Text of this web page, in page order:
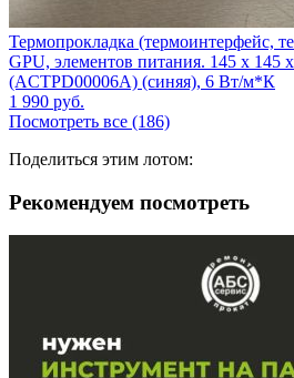
Термопрокладка (термоинтерфейс,
GPU, элементов питания. 145 x 145
(ACTPD00006A) (синяя), 6 Вт/м*К
1 990 руб.
Посмотреть все (186)
Поделиться этим лотом:
Рекомендуем посмотреть